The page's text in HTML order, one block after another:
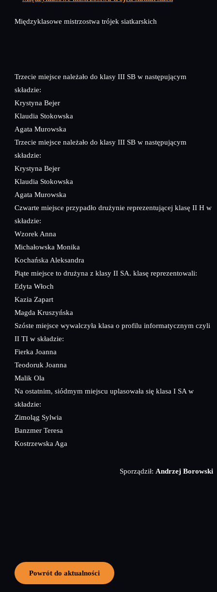
Międzyklasowe mistrzostwa trójek siatkarskich
Trzecie miejsce należało do klasy III SB w następującym
składzie:
Krystyna Bejer
Klaudia Stokowska
Agata Murowska
Trzecie miejsce należało do klasy III SB w następującym
składzie:
Krystyna Bejer
Klaudia Stokowska
Agata Murowska
Czwarte miejsce przypadło drużynie reprezentującej klasę II H w
składzie:
Wzorek Anna
Michałowska Monika
Kochańska Aleksandra
Piąte miejsce to drużyna z klasy II SA. klasę reprezentowali:
Edyta Włoch
Kazia Zapart
Magda Kruszyńska
Szóste miejsce wywalczyła klasa o profilu informatycznym czyli
II TI w składzie:
Fierka Joanna
Teodoruk Joanna
Malik Ola
Na ostatnim, siódmym miejscu uplasowała się klasa I SA w
składzie:
Zimoląg Sylwia
Banzmer Teresa
Kostrzewska Aga
Sporządził: Andrzej Borowski
Powrót do aktualności